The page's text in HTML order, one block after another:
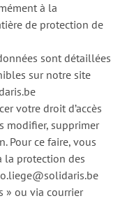
à la
de protection de
sont détaillées
sur notre site
votre droit d’accès
modifier, supprimer
Pour ce faire, vous
la protection des
» ou via courrier